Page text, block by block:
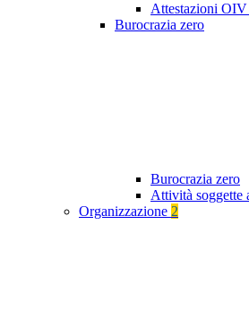
Attestazioni OIV
Burocrazia zero
Burocrazia zero
Attività soggette
Organizzazione 2